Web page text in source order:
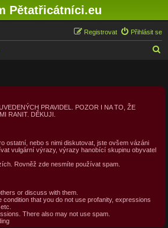
Pětatřicátníci.eu
Přihlásit se
Registrovat
d
PRAVIDEL. POZOR I NA TO, ŽE
RANIT. DĚKUJI.
ostatní, nebo s nimi diskutovat, jste ovšem vázáni
vulgární výrazy, výrazy hanobící skupinu obyvatel
Rovněž zde nesmíte používat spam.
or discuss with them.
condition that you do not use profanity, expressions
There also may not use spam.